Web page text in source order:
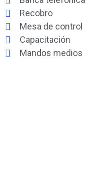
Recobro
Mesa de control
Capacitación
Mandos medios